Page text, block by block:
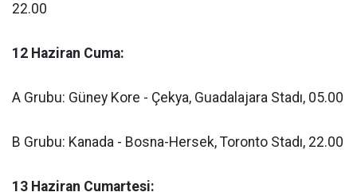
22.00
12 Haziran Cuma:
A Grubu: Güney Kore - Çekya, Guadalajara Stadı, 05.00
B Grubu: Kanada - Bosna-Hersek, Toronto Stadı, 22.00
13 Haziran Cumartesi: